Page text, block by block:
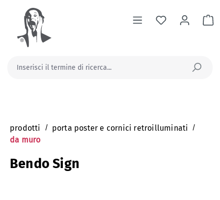
principale
Il
prodotti / porta poster e cornici retroilluminati /
da muro
Bendo Sign